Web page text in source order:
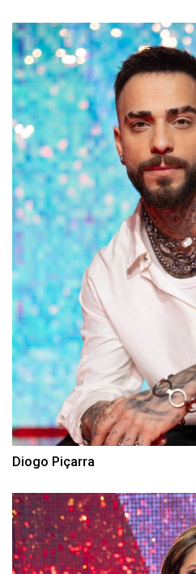
Diogo Piçarra